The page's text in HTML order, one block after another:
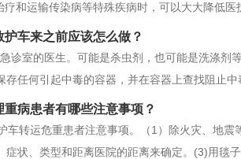
和运输传染病等特殊疾病时，可以大大降低
积累了丰富的救护车改装经验，处于行业第壹
负压救护车:守护生命的救护
护车来之前应该怎么做？
诊室的医生。可能是杀虫剂，也可能是洗涤剂
存任何引起中毒的容器，并在容器上查找阻止
强迫中毒者排空胃。但有医疗组织不再推荐家
腹涌——百万人懂得利用腹涌救
重病患者有哪些注意事项？
车转运危重患者注意事项。（1）除火灾、地
症状、类型和距离医院的距离来确定。(3)用毯